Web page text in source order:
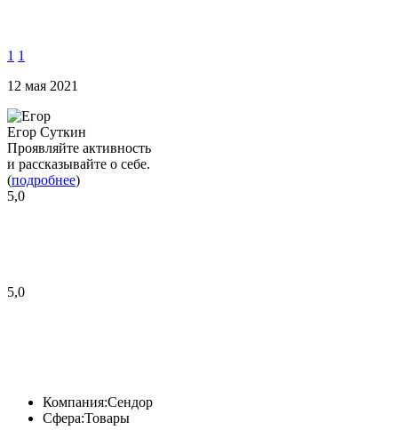
1 1
12 мая 2021
Егор Суткин
Проявляйте активность
и рассказывайте о себе.
(подробнее)
5,0
5,0
Компания:Сендор
Сфера:Товары